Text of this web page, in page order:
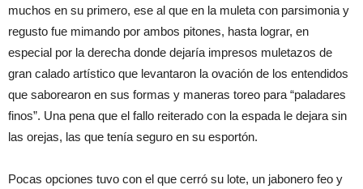
muchos en su primero, ese al que en la muleta con parsimonia y
regusto fue mimando por ambos pitones, hasta lograr, en
especial por la derecha donde dejaría impresos muletazos de
gran calado artístico que levantaron la ovación de los entendidos
que saborearon en sus formas y maneras toreo para “paladares
finos”. Una pena que el fallo reiterado con la espada le dejara sin
las orejas, las que tenía seguro en su esportón.
Pocas opciones tuvo con el que cerró su lote, un jabonero feo y